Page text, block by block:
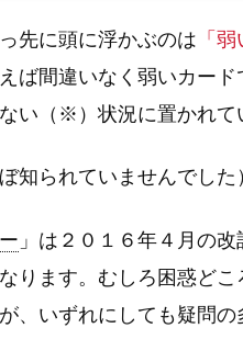
先に頭に浮かぶのは 「弱
ば間違いなく弱いカー
い（※）状況に置かれて
知られていませんでした
」は２０１６年４月の改
ります。むしろ困惑どこ
、いずれにしても疑問の